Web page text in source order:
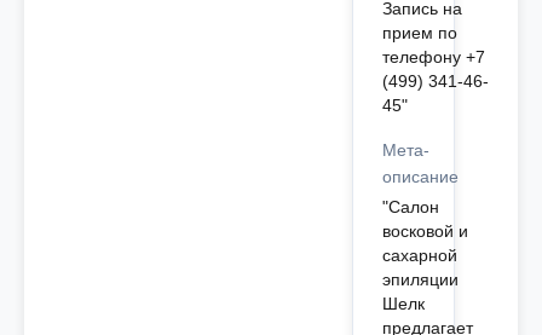
Запись на
прием по
телефону +7
(499) 341-46-
45"
Мета-
описание
"Салон
восковой и
сахарной
эпиляции
Шелк
предлагает